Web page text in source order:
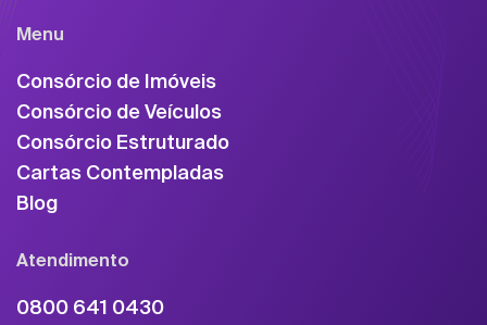
Menu
Consórcio de Imóveis
Consórcio de Veículos
Consórcio Estruturado
Cartas Contempladas
Blog
Atendimento
0800 641 0430